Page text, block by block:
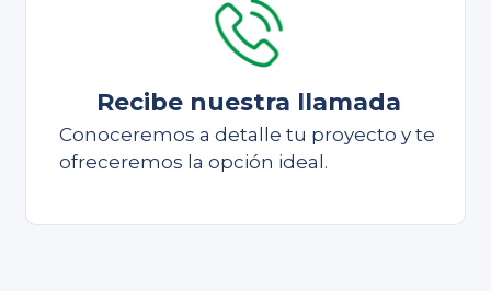
Recibe nuestra llamada
Conoceremos a detalle tu proyecto y te
ofreceremos la opción ideal.